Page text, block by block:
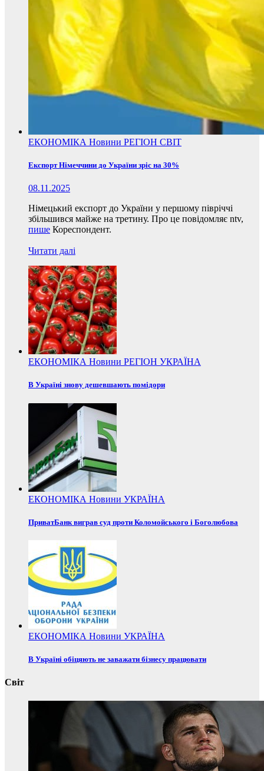
ЕКОНОМІКА Новини РЕГІОН СВІТ
Експорт Німеччини до України зріс на 30%
08.11.2025
Німецький експорт до України у першому півріччі
збільшився майже на третину. Про це повідомляє ntv,
пише Кореспондент.
Читати далі
ЕКОНОМІКА Новини РЕГІОН УКРАЇНА
В Україні знову дешевшають помідори
ЕКОНОМІКА Новини УКРАЇНА
ПриватБанк виграв суд проти Коломойського і Боголюбова
ЕКОНОМІКА Новини УКРАЇНА
В Україні обіцяють не заважати бізнесу працювати
Світ